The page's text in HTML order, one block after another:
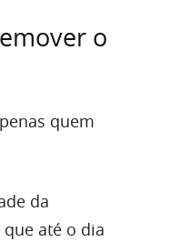
o
quem
da
até o dia